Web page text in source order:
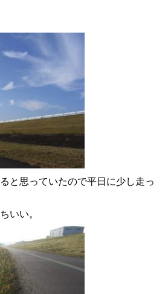
と思っていたので平日に少し走っ
いい。